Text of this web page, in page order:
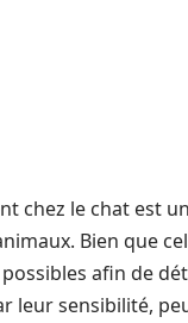
chez le chat est
Bien que
afin de
leur sensibilité,